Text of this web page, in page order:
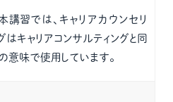
講習では、キャリアカウンセリ
はキャリアコンサルティングと同
意味で使用しています。